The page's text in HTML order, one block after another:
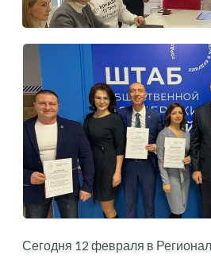
Сегодня 12 февраля в